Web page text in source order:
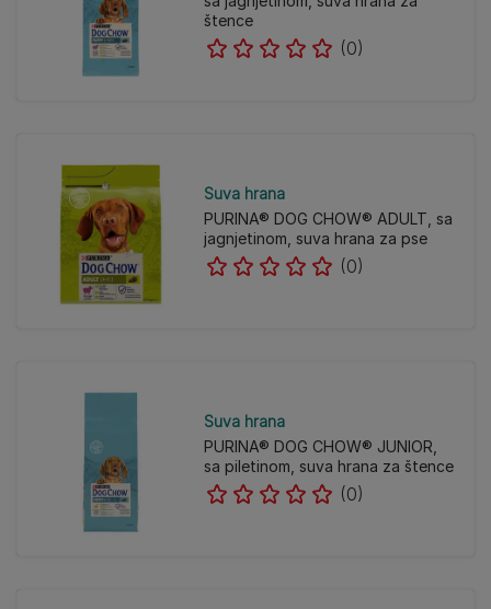
štence
(0)
Suva hrana
PURINA® DOG CHOW® ADULT, sa
jagnjetinom, suva hrana za pse
(0)
Suva hrana
PURINA® DOG CHOW® JUNIOR,
sa piletinom, suva hrana za štence
(0)